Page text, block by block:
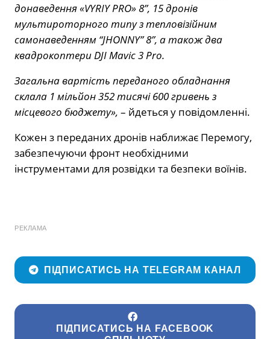
донаведення «VYRIY PRO» 8”, 15 дронів
мультироторного типу з тепловізійним
самонаведенням “JHONNY” 8”, а також два
квадрокоптери DJI Mavic 3 Pro.
Загальна вартість переданого обладнання
склала 1 мільйон 352 тисячі 600 гривень з
місцевого бюджету», – йдеться у повідомленні.
Кожен з переданих дронів наближає Перемогу,
забезпечуючи фронт необхідними
інструментами для розвідки та безпеки воїнів.
РЕКЛАМА
ПІДПИСАТИСЬ НА TELEGRAM КАНАЛ
ПІДПИСАТИСЬ НА FACEBOOK